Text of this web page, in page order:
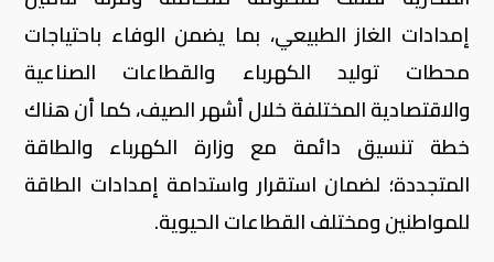
إمدادات الغاز الطبيعي، بما يضمن الوفاء باحتياجات
محطات توليد الكهرباء والقطاعات الصناعية
والاقتصادية المختلفة خلال أشهر الصيف، كما أن هناك
خطة تنسيق دائمة مع وزارة الكهرباء والطاقة
المتجددة؛ لضمان استقرار واستدامة إمدادات الطاقة
للمواطنين ومختلف القطاعات الحيوية.